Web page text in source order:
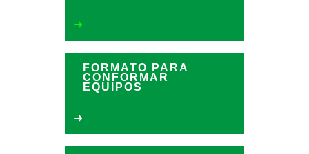
FORMATO PARA
CONFORMAR
EQUIPOS